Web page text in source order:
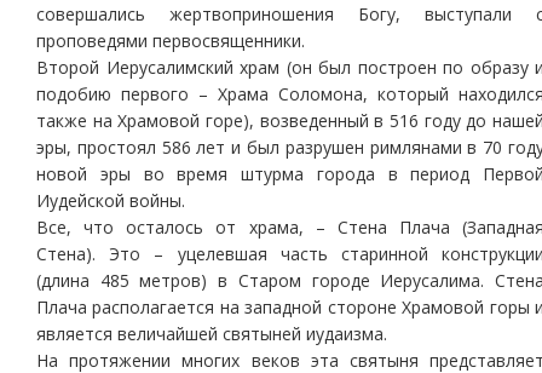
совершались жертвоприношения Богу, выступали
проповедями первосвященники.
Второй Иерусалимский храм (он был построен по образу
подобию первого – Храма Соломона, который
также на Храмовой горе), возведенный в 516 году до
эры, простоял 586 лет и был разрушен римлянами в 70
новой эры во время штурма города в период
Иудейской войны.
Все, что осталось от храма, – Стена Плача
Стена). Это – уцелевшая часть старинной
(длина 485 метров) в Старом городе Иерусалима.
Плача располагается на западной стороне Храмовой горы
является величайшей святыней иудаизма.
На протяжении многих веков эта святыня